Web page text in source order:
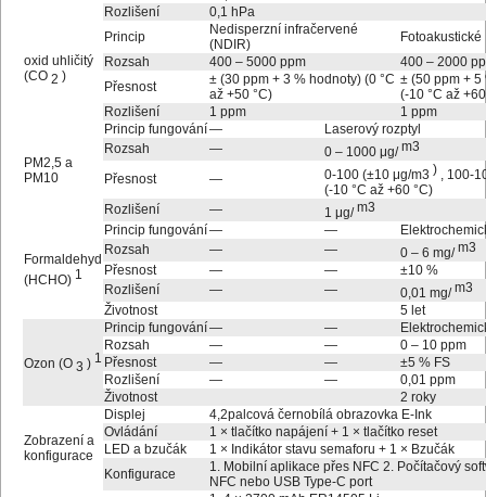
Rozlišení
0,1 hPa
oxid uhličitý
(CO 2 )
Princip
Nedisperzní infračervené
(NDIR)
Fotoakustické
Rozsah
400 – 5000 ppm
400 – 2000
Přesnost
± (30 ppm + 3 % hodnoty) (0 °C
až +50 °C)
± (50 ppm + 5
(-10 °C až
Rozlišení
1 ppm 1 ppm
PM2,5 a
PM10
Princip fungování—
Laserový rozptyl
Rozsah
— 0 – 1000 μg/m3
Přesnost — 0-100 (±10 μg/m3 ) , 100-
(-10 °C až +60 °C)
Rozlišení
— 1 μg/m3
Formaldehyd
(HCHO) 1
Princip fungování— —
Rozsah
— — 0 – 6 mg/m3
Přesnost
— —
±10 %
Rozlišení
— — 0,01 mg/m3
Životnost
5 let
Ozon (O 3 ) 1
Princip fungování— —
Rozsah
— —
0 – 10 ppm
Přesnost
— —
±5 % FS
Rozlišení
— —
0,01 ppm
Životnost
2 roky
Zobrazení a
konfigurace
Displej
4,2palcová černobílá obrazovka E-Ink
Ovládání
1 × tlačítko napájení + 1 × tlačítko reset
LED a bzučák
1 × Indikátor stavu semaforu + 1 × Bzučák
Konfigurace
1. Mobilní aplikace přes NFC 2. Počítačový
NFC nebo USB Type-C port